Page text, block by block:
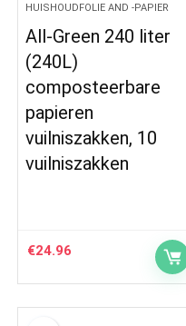
HUISHOUDFOLIE AND -PAPIER
All-Green 240 liter
(240L)
composteerbare
papieren
vuilniszakken, 10
vuilniszakken
€24.96